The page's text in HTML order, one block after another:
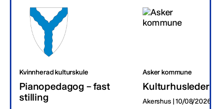
Kvinnherad kulturskule
Pianopedagog – fast
stilling
Asker kommune
Kulturhusleder
Akershus | 10/08/2026